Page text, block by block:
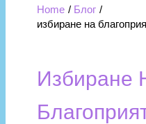
Home
Блог
избиране на
Избиране